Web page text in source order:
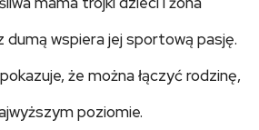
wspiera jej sportową pasję.
że można łączyć rodzinę,
poziomie.